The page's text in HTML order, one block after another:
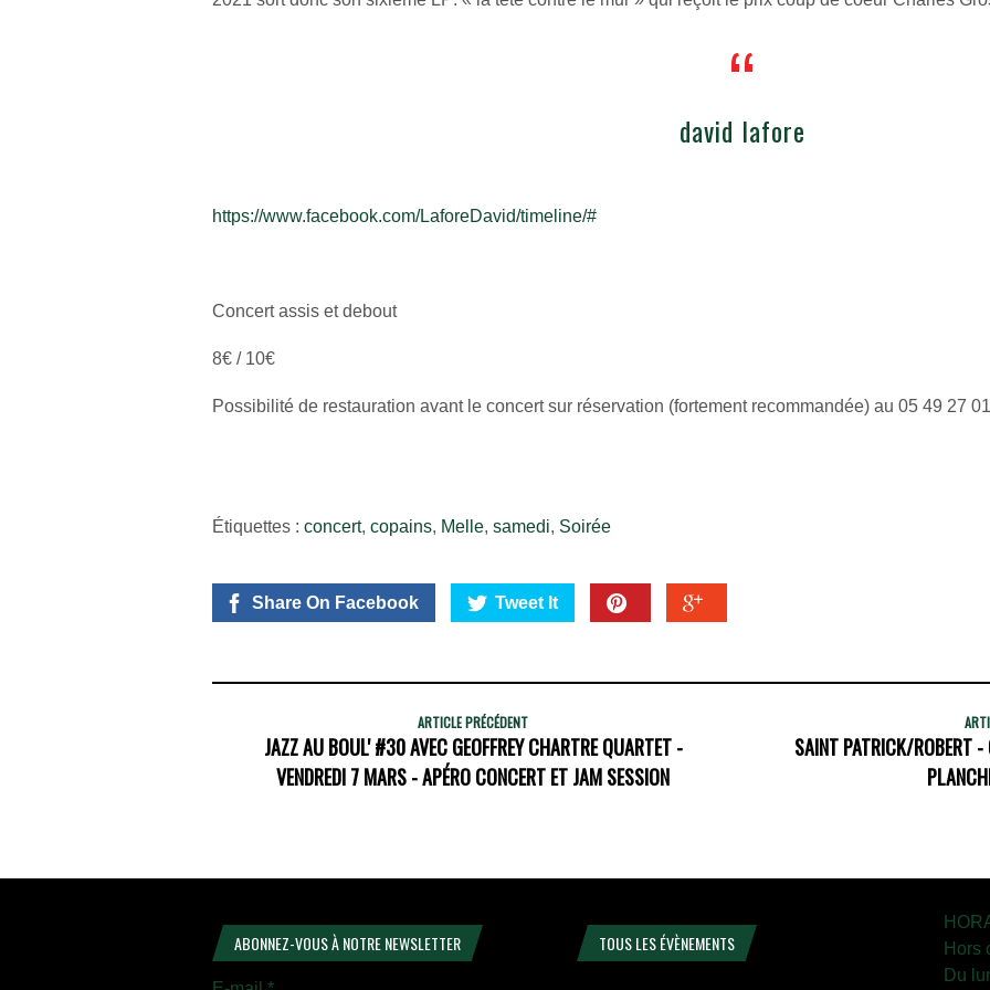
david lafore
https://www.facebook.com/LaforeDavid/timeline/#
Concert assis et debout
8€ / 10€
Possibilité de restauration avant le concert sur réservation (fortement recommandée) au 05 49 27
Étiquettes : concert, copains, Melle, samedi, Soirée
Share On Facebook Tweet It
ARTICLE PRÉCÉDENT
JAZZ AU BOUL' #30 AVEC GEOFFREY CHARTRE QUARTET -
VENDREDI 7 MARS - APÉRO CONCERT ET JAM SESSION
SAINT PATRICK/ROBERT
ABONNEZ-VOUS À NOTRE NEWSLETTER TOUS LES ÉVÈNEMENTS
Hors
Du